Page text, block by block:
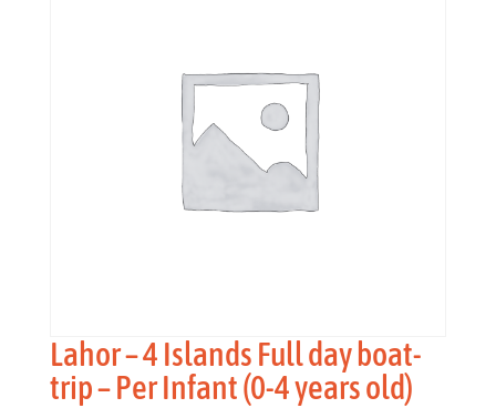
Lahor – 4 Islands Full day boat-
trip – Per Infant (0-4 years old)